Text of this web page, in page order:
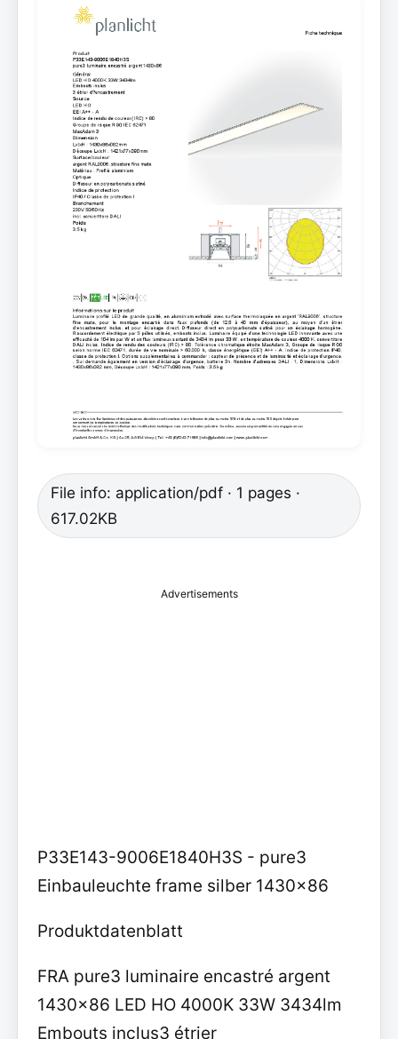
File info: application/pdf · 1 pages ·
617.02KB
Advertisements
P33E143-9006E1840H3S - pure3
Einbauleuchte frame silber 1430x86
Produktdatenblatt
FRA pure3 luminaire encastré argent
1430x86 LED HO 4000K 33W 3434lm
Embouts inclus3 étrier